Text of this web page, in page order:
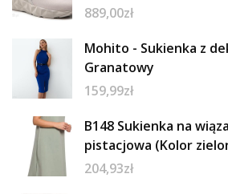
889,00zł
Mohito - Sukienka z
Granatowy
159,99zł
B148 Sukienka na
pistacjowa (Kolor
204,93zł